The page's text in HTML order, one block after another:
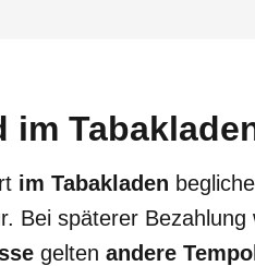
im Tabakladen
Bei späterer
gelten andere